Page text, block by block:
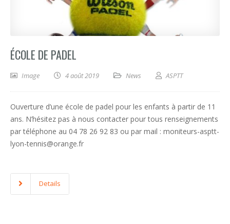
ÉCOLE DE PADEL
Image 4 août 2019 News ASPTT
Ouverture d’une école de padel pour les enfants à partir de 11
ans. N’hésitez pas à nous contacter pour tous renseignements
par téléphone au 04 78 26 92 83 ou par mail : moniteurs-asptt-
lyon-tennis@orange.fr
Details